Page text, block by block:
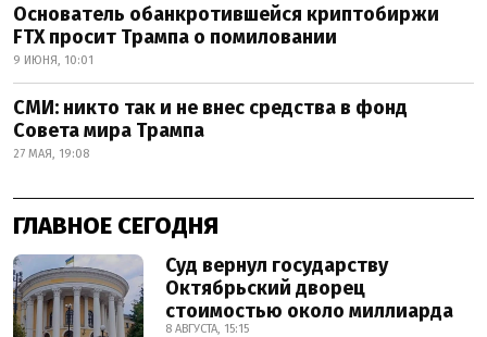
Основатель обанкротившейся криптобиржи
FTX просит Трампа о помиловании
9 ИЮНЯ, 10:01
СМИ: никто так и не внес средства в фонд
Совета мира Трампа
27 МАЯ, 19:08
ГЛАВНОЕ СЕГОДНЯ
Суд вернул государству
Октябрьский дворец
стоимостью около миллиарда
8 АВГУСТА, 15:15